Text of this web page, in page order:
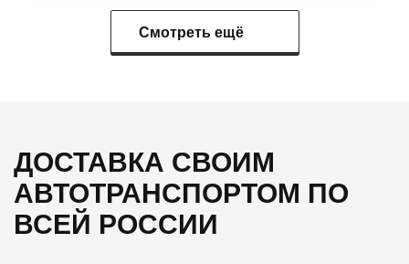
Смотреть ещё
ДОСТАВКА СВОИМ
АВТОТРАНСПОРТОМ ПО
ВСЕЙ РОССИИ